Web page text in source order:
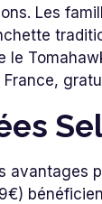
Les